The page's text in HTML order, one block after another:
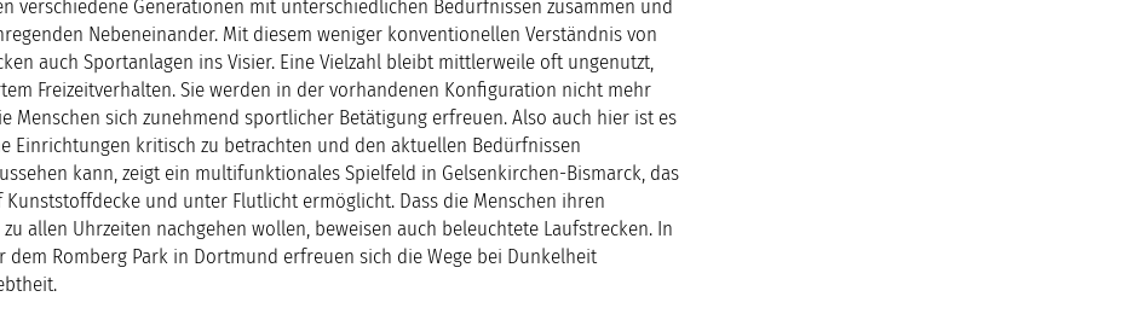
verschiedene Generationen mit unterschiedlichen Bedürfnissen zusammen und
Nebeneinander. Mit diesem weniger konventionellen Verständnis von
auch Sportanlagen ins Visier. Eine Vielzahl bleibt mittlerweile oft ungenutzt,
Freizeitverhalten. Sie werden in der vorhandenen Konfiguration nicht mehr
Menschen sich zunehmend sportlicher Betätigung erfreuen. Also auch hier ist es
Einrichtungen kritisch zu betrachten und den aktuellen Bedürfnissen
kann, zeigt ein multifunktionales Spielfeld in Gelsenkirchen-Bismarck, das
Kunststoffdecke und unter Flutlicht ermöglicht. Dass die Menschen ihren
allen Uhrzeiten nachgehen wollen, beweisen auch beleuchtete Laufstrecken. In
dem Romberg Park in Dortmund erfreuen sich die Wege bei Dunkelheit